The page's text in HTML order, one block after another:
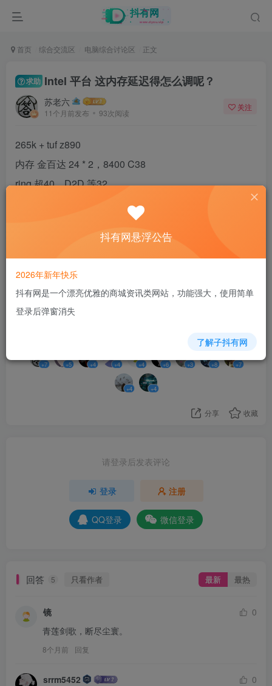
首页 综合交流区 电脑综合讨论区 正文
求助 Intel 平台 这内存延迟得怎么调呢？
苏老六
11个月前发布 93次阅读
关注
265k + tuf z890
内存 金百达 24 * 2，8400 C38
ring 超40，D2D 等32
看别的大神都是50、60，求指导得怎么调呢？
+7 +5 +4 +4 +4 +6 +3 +8 +7
+4 +4
分享 收藏
请登录后发表评论
登录 注册
QQ登录 微信登录
回答 5 只看作者 最新 最热
镜
0
青莲剑歌，断尽尘寰。
8个月前 回复
srrm5452
0
抖有网悬浮公告
2026年新年快乐
抖有网是一个漂亮优雅的商城资讯类网站，功能强大，使用简单
登录后弹窗消失
了解子抖有网